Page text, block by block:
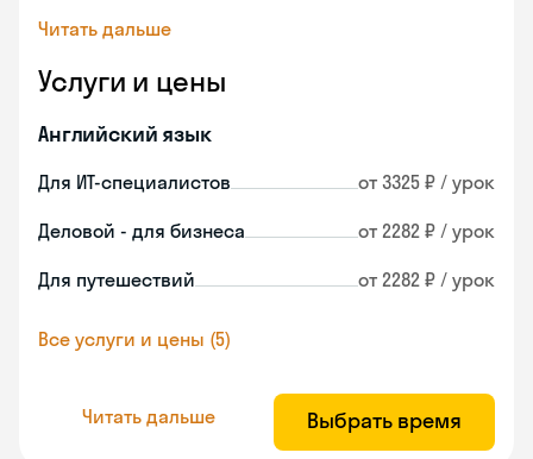
Читать дальше
Услуги и цены
Английский язык
Для ИТ-специалистов от 3325 ₽ / урок
Деловой - для бизнеса от 2282 ₽ / урок
Для путешествий от 2282 ₽ / урок
Все услуги и цены (5)
Читать дальше Выбрать время